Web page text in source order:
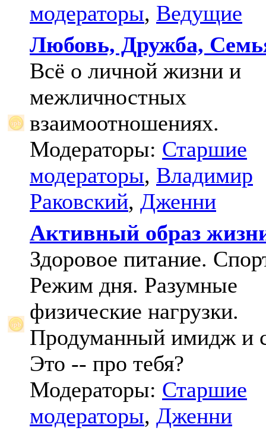
модераторы, Ведущие
Любовь, Дружба,
Всё о личной жизни и
межличностных
взаимоотношениях.
Модераторы: Старшие
модераторы, Владимир
Раковский, Дженни
Активный образ
Здоровое питание.
Режим дня. Разумные
физические нагрузки.
Продуманный имидж и
Это -- про тебя?
Модераторы: Старшие
модераторы, Дженни